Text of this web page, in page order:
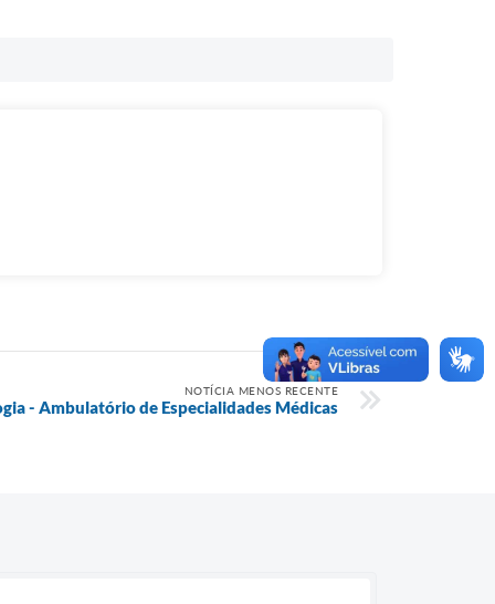
NOTÍCIA MENOS RECENTE
- Ambulatório de Especialidades Médicas